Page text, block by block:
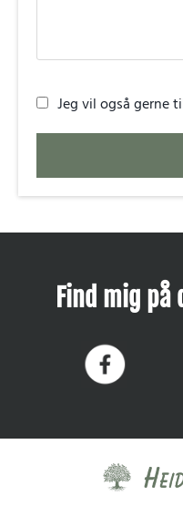
Jeg vil også gerne
Find mig